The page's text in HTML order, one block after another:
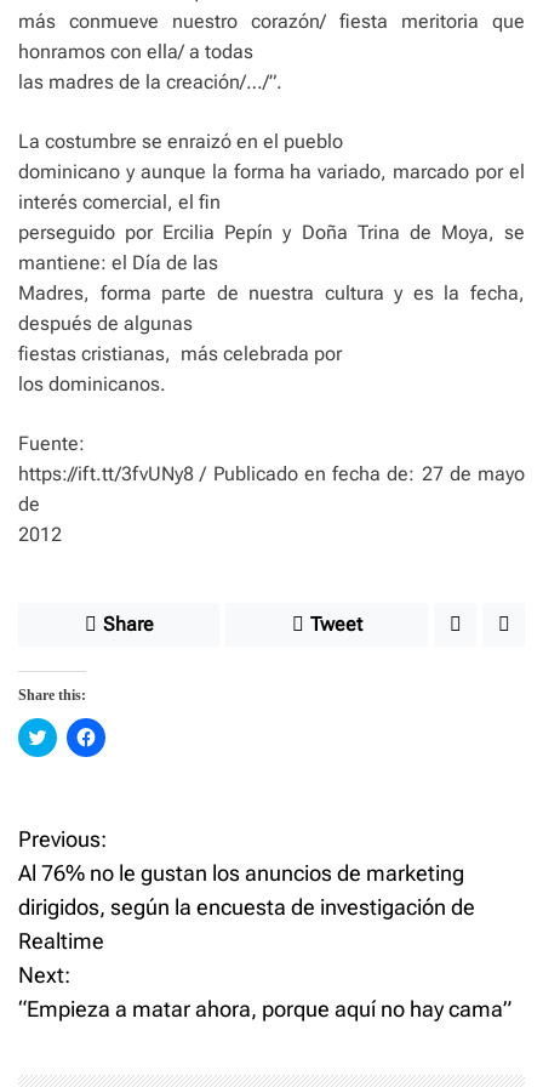
más conmueve nuestro corazón/ fiesta meritoria que
honramos con ella/ a todas
las madres de la creación/…/”.
La costumbre se enraizó en el pueblo
dominicano y aunque la forma ha variado, marcado por el
interés comercial, el fin
perseguido por Ercilia Pepín y Doña Trina de Moya, se
mantiene: el Día de las
Madres, forma parte de nuestra cultura y es la fecha,
después de algunas
fiestas cristianas, más celebrada por
los dominicanos.
Fuente:
https://ift.tt/3fvUNy8 / Publicado en fecha de: 27 de mayo
de
2012
Share Tweet
Share this:
C
l
s
h
a
e
o
n
T
w
i
t
t
O
C
l
s
a
e
o
n
F
e
b
(
P
o
s
t
Previous:
Al 76% no le gustan los anuncios de marketing
dirigidos, según la encuesta de investigación de
Realtime
Next:
“Empieza a matar ahora, porque aquí no hay cama”